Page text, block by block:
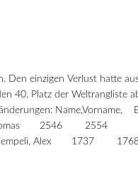
Den einzigen Verlust hatte
40. Platz der Weltrangliste
Tomas 2546 2554
Alex 1737 1768